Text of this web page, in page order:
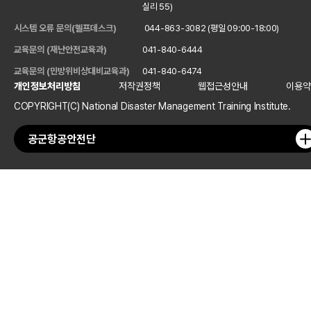
실리 55)
시스템 오류 문의(헬프데스크) 044-863-3082 (평일 09:00-18:00)
교육문의 (재난안전교육과) 041-840-6444
교육문의 (민방위비상대비교육과) 041-840-6474
개인정보처리방침 저작권정책 웹접근성안내
이용
COPYRIGHT(C) National Disaster Management Training Institute.